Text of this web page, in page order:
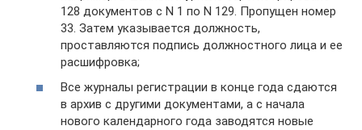
128 документов с N 1 по N 129. Пропущен номер
33. Затем указывается должность,
проставляются подпись должностного лица и ее
расшифровка;
Все журналы регистрации в конце года сдаются
в архив с другими документами, а с начала
нового календарного года заводятся новые